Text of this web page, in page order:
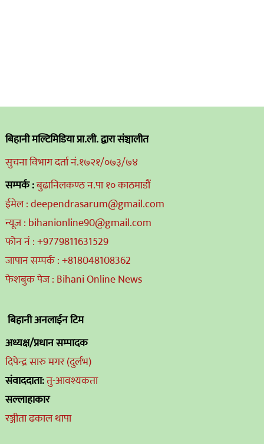
बिहानी मल्टिमिडिया प्रा.ली. द्वारा संञ्चालीत
सुचना विभाग दर्ता नं.१७२१/०७३/७४
सम्पर्क :बुढानिलकण्ठ न.पा १० काठमाडौं
ईमेल : deependrasarum@gmail.com
न्यूज : bihanionline90@gmail.com
फोन नं : +9779811631529
जापान सम्पर्क : +818048108362
फेशबुक पेज : Bihani Online News
बिहानी अनलाईन टिम
अध्यक्ष/प्रधान सम्पादक
दिपेन्द्र सारु मगर (दुर्लभ)
संवाददाता:तु-आवश्यकता
सल्लाहाकार
रञ्जीता ढकाल थापा